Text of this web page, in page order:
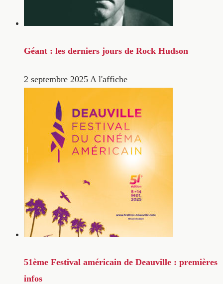
Géant : les derniers jours de Rock Hudson
2 septembre 2025 A l'affiche
51ème Festival américain de Deauville : premières
infos